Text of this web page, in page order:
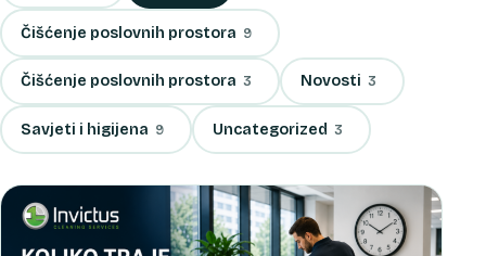
Čišćenje poslovnih prostora 9
Čišćenje poslovnih prostora 3 Novosti 3
Savjeti i higijena 9 Uncategorized 3